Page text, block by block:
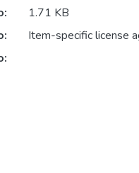
1.71 KB
Item-specific license